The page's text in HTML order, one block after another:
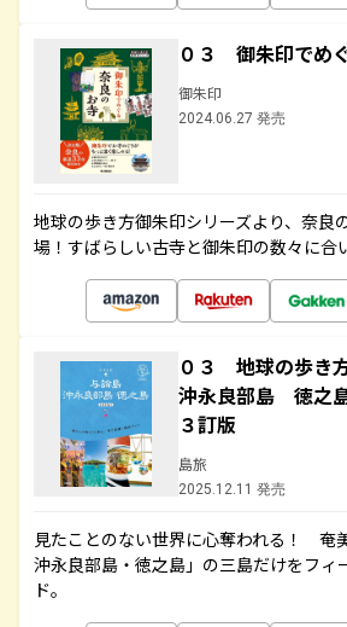
０３ 御朱印でめ
御朱印
2024.06.27 発売
地球の歩き方御朱印シリーズより、奈良
場！すばらしい古寺と御朱印の数々に合
０３ 地球の歩
沖永良部島 徳之
３訂版
島旅
2025.12.11 発売
見たことのない世界に心奪われる！ 奄
沖永良部島・徳之島」の三島だけをフィ
ド。